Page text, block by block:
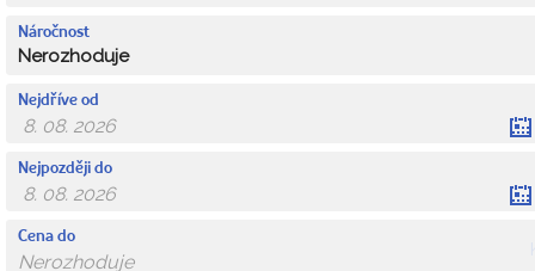
Náročnost
Nerozhoduje
Nejdříve od
Nejpozději do
Cena do